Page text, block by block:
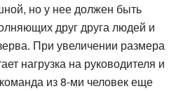
но у нее должен быть
друг друга людей и
При увеличении размера
нагрузка на руководителя и
из 8-ми человек еще